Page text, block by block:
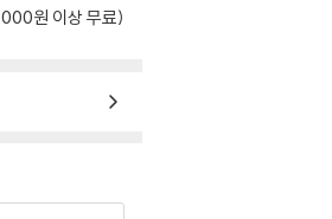
원 이상 무료)